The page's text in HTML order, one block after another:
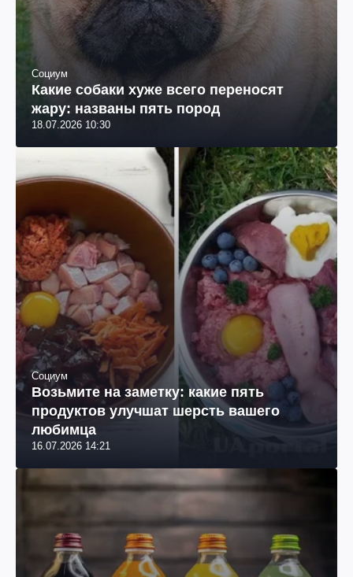
Социум
Какие собаки хуже всего переносят
жару: названы пять пород
18.07.2026 10:30
Социум
Возьмите на заметку: какие пять
продуктов улучшат шерсть вашего
любимца
16.07.2026 14:21